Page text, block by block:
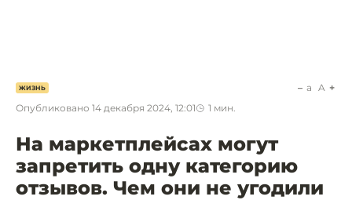
ЖИЗНЬ
Опубликовано 14 декабря 2024, 12:01 1 мин.
a A
На маркетплейсах могут
запретить одну категорию
отзывов. Чем они не угодили